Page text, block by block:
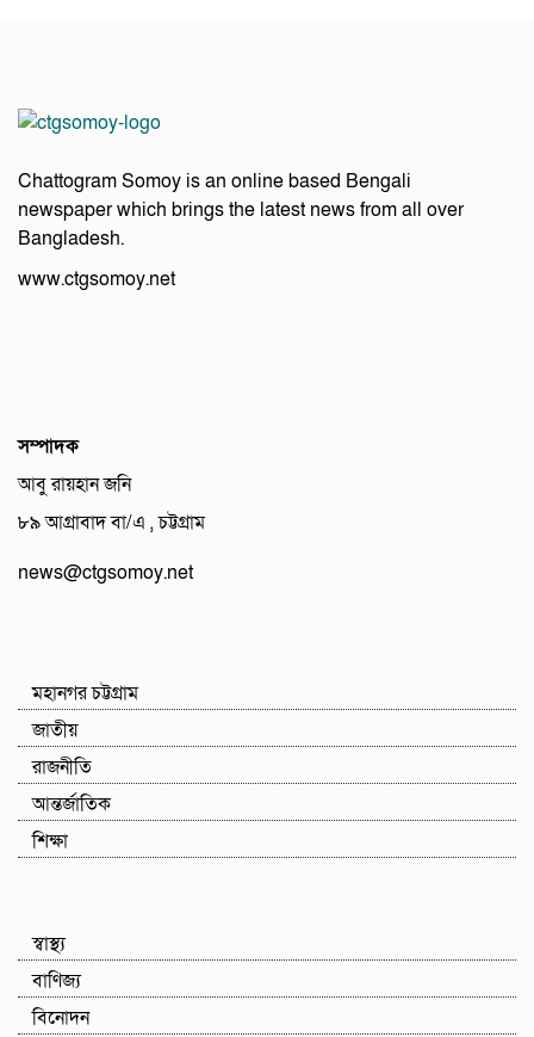
Chattogram Somoy is an online based Bengali
newspaper which brings the latest news from all over
Bangladesh.
www.ctgsomoy.net
সম্পাদক
আবু রায়হান জনি
৮৯ আগ্রাবাদ বা/এ , চট্টগ্রাম
news@ctgsomoy.net
মহানগর চট্টগ্রাম
জাতীয়
রাজনীতি
আন্তর্জাতিক
শিক্ষা
স্বাস্থ্য
বাণিজ্য
বিনোদন